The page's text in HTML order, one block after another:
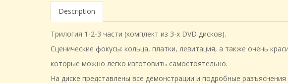
Description
Трилогия 1-2-3 части (комплект из 3-х DVD дисков).
Сценические фокусы: кольца, платки, левитация, а также очень
которые можно легко изготовить самостоятельно.
На диске представлены все демонстрации и подробные разъяснения